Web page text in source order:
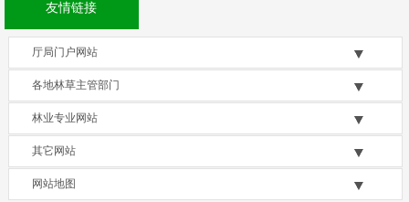
友情链接
厅局门户网站
各地林草主管部门
林业专业网站
其它网站
网站地图